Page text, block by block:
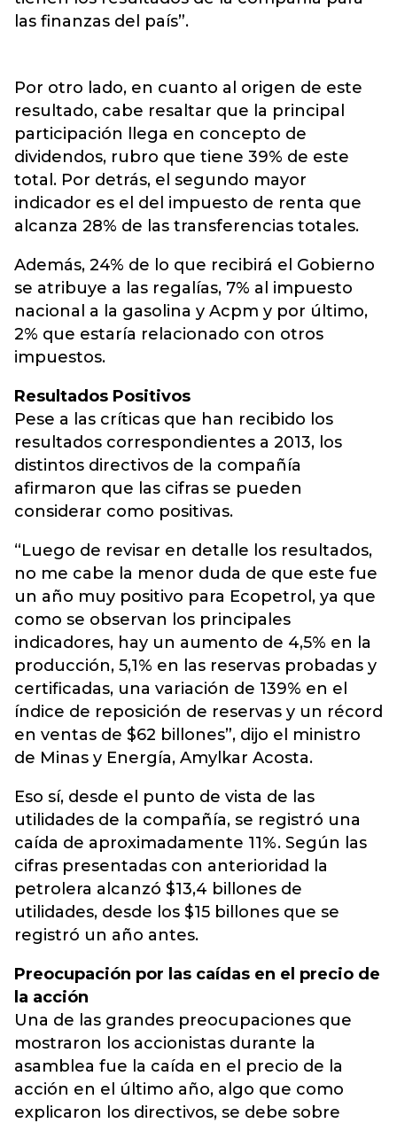
las finanzas del país”.
Por otro lado, en cuanto al origen de este
resultado, cabe resaltar que la principal
participación llega en concepto de
dividendos, rubro que tiene 39% de este
total. Por detrás, el segundo mayor
indicador es el del impuesto de renta que
alcanza 28% de las transferencias totales.
Además, 24% de lo que recibirá el Gobierno
se atribuye a las regalías, 7% al impuesto
nacional a la gasolina y Acpm y por último,
2% que estaría relacionado con otros
impuestos.
Resultados Positivos
Pese a las críticas que han recibido los
resultados correspondientes a 2013, los
distintos directivos de la compañía
afirmaron que las cifras se pueden
considerar como positivas.
“Luego de revisar en detalle los resultados,
no me cabe la menor duda de que este fue
un año muy positivo para Ecopetrol, ya que
como se observan los principales
indicadores, hay un aumento de 4,5% en la
producción, 5,1% en las reservas probadas y
certificadas, una variación de 139% en el
índice de reposición de reservas y un récord
en ventas de $62 billones”, dijo el ministro
de Minas y Energía, Amylkar Acosta.
Eso sí, desde el punto de vista de las
utilidades de la compañía, se registró una
caída de aproximadamente 11%. Según las
cifras presentadas con anterioridad la
petrolera alcanzó $13,4 billones de
utilidades, desde los $15 billones que se
registró un año antes.
Preocupación por las caídas en el precio de
la acción
Una de las grandes preocupaciones que
mostraron los accionistas durante la
asamblea fue la caída en el precio de la
acción en el último año, algo que como
explicaron los directivos, se debe sobre